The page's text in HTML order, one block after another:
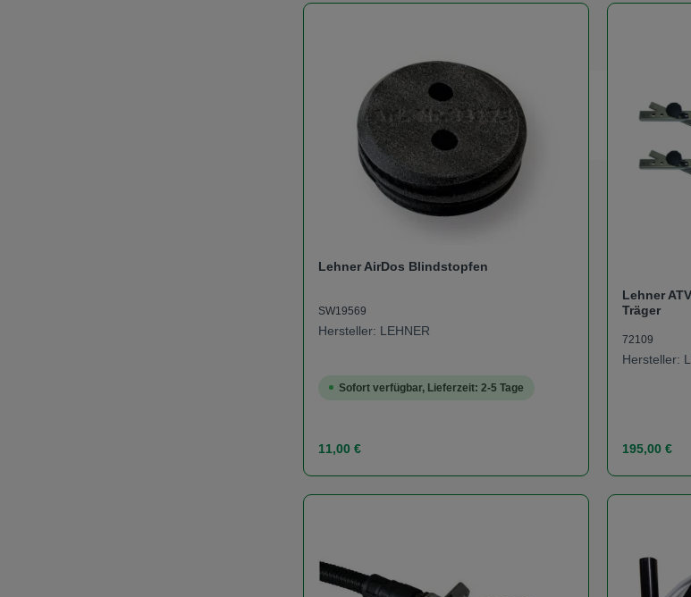
Produkt Anzahl: Gib den
Lehner AirDos Blindstopfen
SW19569
Hersteller: LEHNER
Sofort verfügbar, Lieferzeit: 2-5 Tage
Regulärer Preis:
11,00 €
Produkt Anzahl: Gib den
Lehner
Träger
72109
Hersteller:
Regulärer
195,00 €